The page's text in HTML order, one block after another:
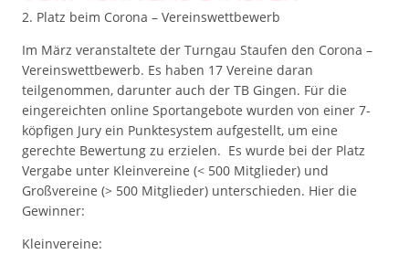
2. Platz beim Corona – Vereinswettbewerb
Im März veranstaltete der Turngau Staufen den Corona –
Vereinswettbewerb. Es haben 17 Vereine daran
teilgenommen, darunter auch der TB Gingen. Für die
eingereichten online Sportangebote wurden von einer 7-
köpfigen Jury ein Punktesystem aufgestellt, um eine
gerechte Bewertung zu erzielen. Es wurde bei der Platz
Vergabe unter Kleinvereine (< 500 Mitglieder) und
Großvereine (> 500 Mitglieder) unterschieden. Hier die
Gewinner:
Kleinvereine: